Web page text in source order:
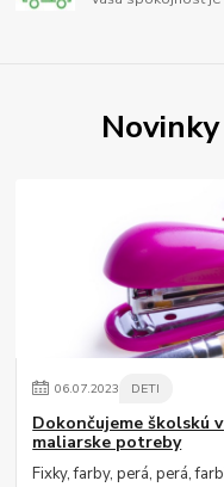
06.07.2023 DETI
Dokončujeme školskú
maliarske potreby
Fixky, farby, perá, perá,